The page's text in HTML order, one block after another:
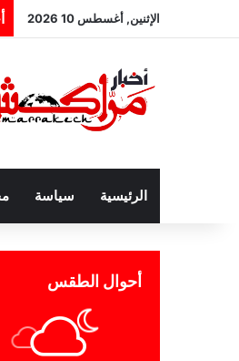
الإثنين, أغسطس 10 2026
الرئيسية سياسة
أحوال الطقس